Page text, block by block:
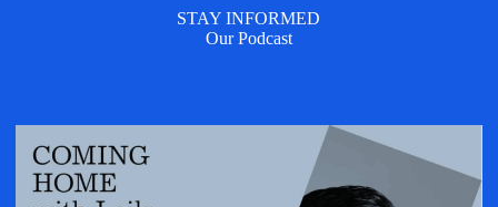
STAY INFORMED
Our Podcast